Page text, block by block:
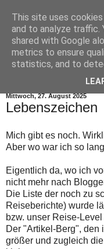
Mittwoch, 27. August 2025
Lebenszeichen
Mich gibt es noch.
Aber wo war ich so
Eigentlich da, wo ich
nicht mehr nach
Die Liste der noch zu
Reiseberichte) wurde
bzw. unser Reise-
Der "Artikel-Berg", den
größer und zugleich
This site uses
and to analyze traffic.
shared with Google
metrics to ensure
statistics, and to